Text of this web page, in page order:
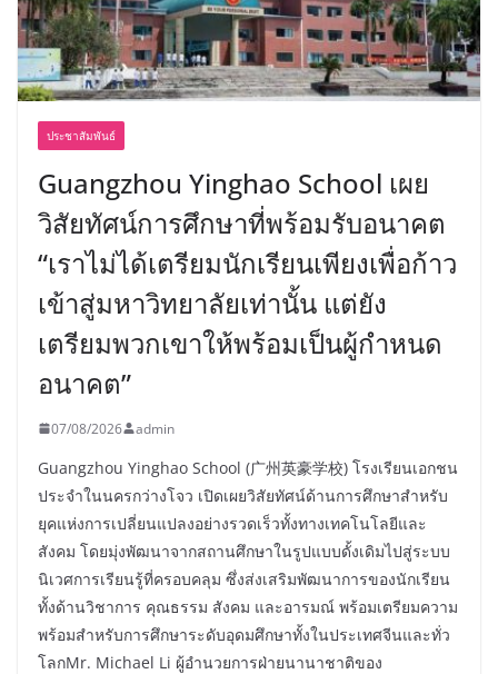
ประชาสัมพันธ์
Guangzhou Yinghao School เผย
วิสัยทัศน์การศึกษาที่พร้อมรับอนาคต
“เราไม่ได้เตรียมนักเรียนเพียงเพื่อก้าว
เข้าสู่มหาวิทยาลัยเท่านั้น แต่ยัง
เตรียมพวกเขาให้พร้อมเป็นผู้กำหนด
อนาคต”
07/08/2026 admin
Guangzhou Yinghao School (广州英豪学校) โรงเรียนเอกชน
ประจำในนครกว่างโจว เปิดเผยวิสัยทัศน์ด้านการศึกษาสำหรับ
ยุคแห่งการเปลี่ยนแปลงอย่างรวดเร็วทั้งทางเทคโนโลยีและ
สังคม โดยมุ่งพัฒนาจากสถานศึกษาในรูปแบบดั้งเดิมไปสู่ระบบ
นิเวศการเรียนรู้ที่ครอบคลุม ซึ่งส่งเสริมพัฒนาการของนักเรียน
ทั้งด้านวิชาการ คุณธรรม สังคม และอารมณ์ พร้อมเตรียมความ
พร้อมสำหรับการศึกษาระดับอุดมศึกษาทั้งในประเทศจีนและทั่ว
โลกMr. Michael Li ผู้อำนวยการฝ่ายนานาชาติของ